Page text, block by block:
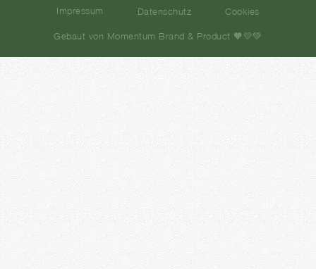
Impressum Datenschutz Cookies
Gebaut von Momentum Brand & Product 🧡💛💚